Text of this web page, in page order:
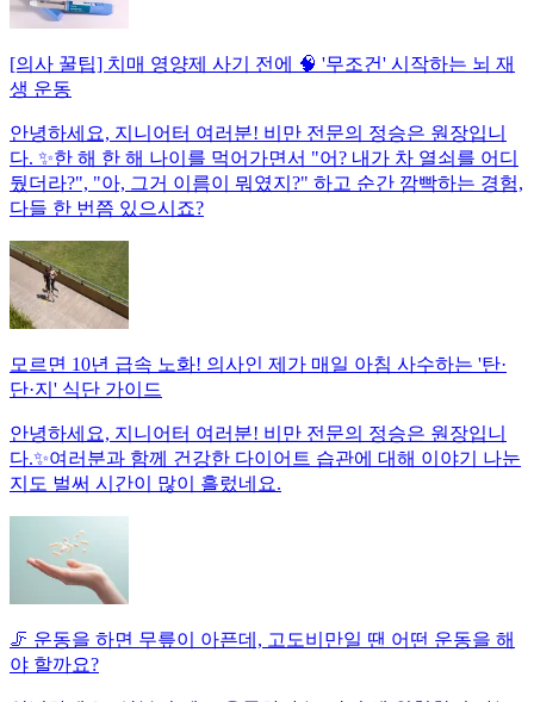
[의사 꿀팁] 치매 영양제 사기 전에 🧠 '무조건' 시작하는 뇌 재
생 운동
안녕하세요, 지니어터 여러분! 비만 전문의 정승은 원장입니
다. ✨한 해 한 해 나이를 먹어가면서 "어? 내가 차 열쇠를 어디
뒀더라?", "아, 그거 이름이 뭐였지?" 하고 순간 깜빡하는 경험,
다들 한 번쯤 있으시죠?
모르면 10년 급속 노화! 의사인 제가 매일 아침 사수하는 '탄·
단·지' 식단 가이드
안녕하세요, 지니어터 여러분! 비만 전문의 정승은 원장입니
다.✨여러분과 함께 건강한 다이어트 습관에 대해 이야기 나눈
지도 벌써 시간이 많이 흘렀네요.
🦵 운동을 하면 무릎이 아픈데, 고도비만일 땐 어떤 운동을 해
야 할까요?